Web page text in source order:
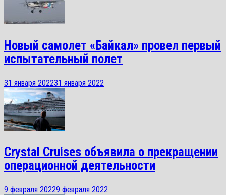
Новый самолет «Байкал» провел первый
испытательный полет
31 января 202231 января 2022
Crystal Cruises объявила о прекращении
операционной деятельности
9 февраля 20229 февраля 2022